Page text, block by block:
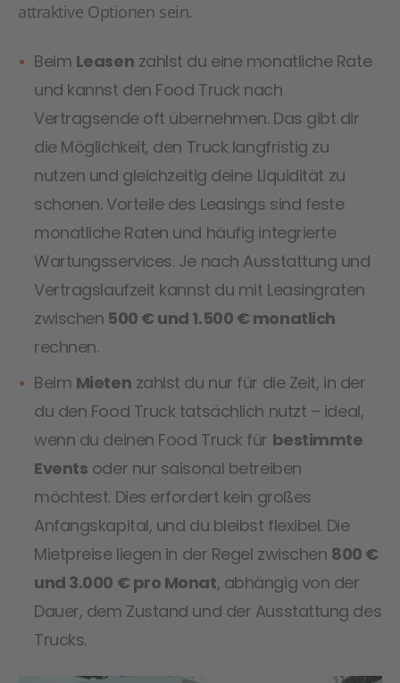
attraktive Optionen sein.
Beim Leasen zahlst du eine monatliche Rate
und kannst den Food Truck nach
Vertragsende oft übernehmen. Das gibt dir
die Möglichkeit, den Truck langfristig zu
nutzen und gleichzeitig deine Liquidität zu
schonen. Vorteile des Leasings sind feste
monatliche Raten und häufig integrierte
Wartungsservices. Je nach Ausstattung und
Vertragslaufzeit kannst du mit Leasingraten
zwischen 500 € und 1.500 € monatlich
rechnen.
Beim Mieten zahlst du nur für die Zeit, in der
du den Food Truck tatsächlich nutzt – ideal,
wenn du deinen Food Truck für bestimmte
Events oder nur saisonal betreiben
möchtest. Dies erfordert kein großes
Anfangskapital, und du bleibst flexibel. Die
Mietpreise liegen in der Regel zwischen 800 €
und 3.000 € pro Monat, abhängig von der
Dauer, dem Zustand und der Ausstattung des
Trucks.